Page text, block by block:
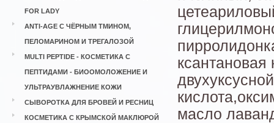
FOR LADY
ANTI-AGE С ЧЁРНЫМ ТМИНОМ,
ПЕЛОМАРИНОМ И ТРЕГАЛОЗОЙ
MULTI PEPTIDE - КОСМЕТИКА С
ПЕПТИДАМИ - БИООМОЛОЖЕНИЕ И
УЛЬТРАУВЛАЖНЕНИЕ КОЖИ
СЫВОРОТКА ДЛЯ БРОВЕЙ И РЕСНИЦ
КОСМЕТИКА С КРЫМСКОЙ МАКЛЮРОЙ
ксантановая
масло